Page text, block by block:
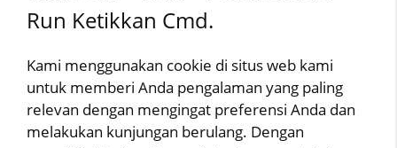
Run Ketikkan Cmd.
Kami menggunakan cookie di situs web kami
untuk memberi Anda pengalaman yang paling
relevan dengan mengingat preferensi Anda dan
melakukan kunjungan berulang. Dengan